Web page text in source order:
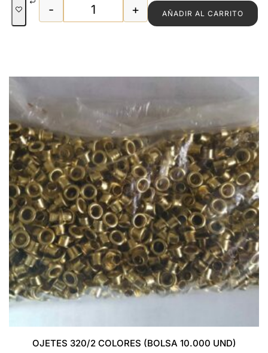
OJETES 320/17- 930 LATONADO
- + AÑADIR AL CARRITO
OJETES 320/2 COLORES (BOLSA 10.000 UND)